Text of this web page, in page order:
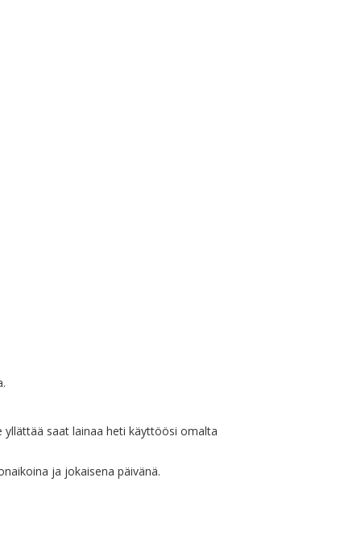
yllättää saat lainaa heti käyttöösi omalta
ja jokaisena päivänä.